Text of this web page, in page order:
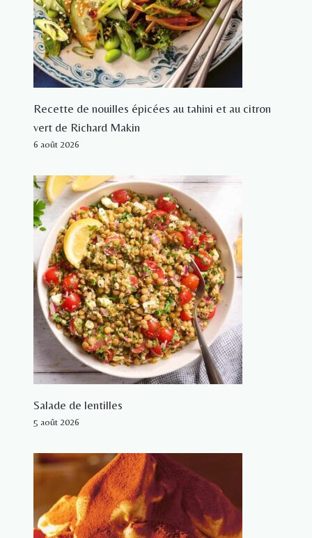
Recette de nouilles épicées au tahini et au citron
vert de Richard Makin
6 août 2026
Salade de lentilles
5 août 2026